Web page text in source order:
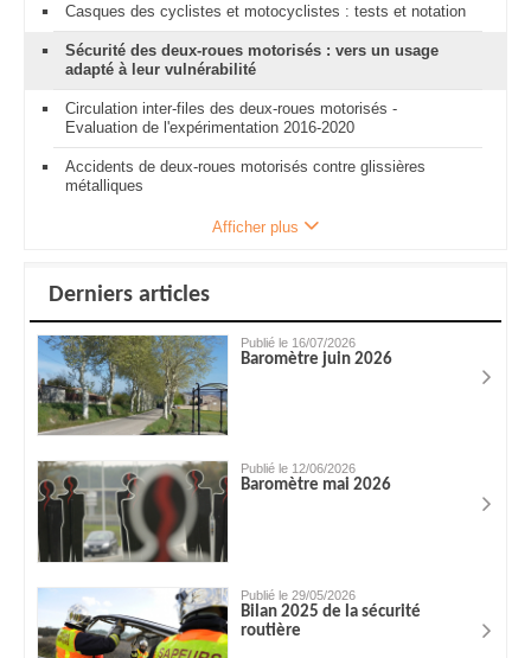
Casques des cyclistes et motocyclistes : tests et notation
Sécurité des deux-roues motorisés : vers un usage
adapté à leur vulnérabilité
Circulation inter-files des deux-roues motorisés -
Evaluation de l'expérimentation 2016-2020
Accidents de deux-roues motorisés contre glissières
métalliques
Afficher plus
Derniers articles
Publié le 16/07/2026
Baromètre juin 2026
Publié le 12/06/2026
Baromètre mai 2026
Publié le 29/05/2026
Bilan 2025 de la sécurité
routière